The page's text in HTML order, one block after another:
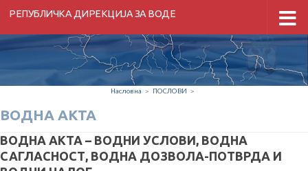
Скип то цонтент
РЕПУБЛИЧКА ДИРЕКЦИЈА ЗА ВОДЕ
Насловна > ПОСЛОВИ >
ВОДНА АКТА
ВОДНА АКТА – ВОДНИ УСЛОВИ, ВОДНА
САГЛАСНОСТ, ВОДНА ДОЗВОЛА-ПОТВРДА И